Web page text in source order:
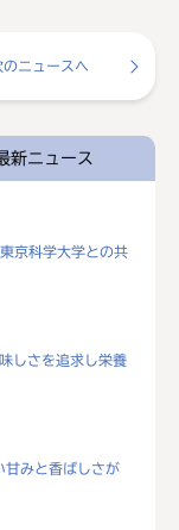
のニュースへ
新ニュース
京科学大学との共
しさを追求し栄養
甘みと香ばしさが